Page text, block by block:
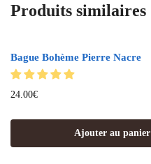
Produits similaires
Bague Bohème Pierre Nacre
24.00€
Ajouter au panier